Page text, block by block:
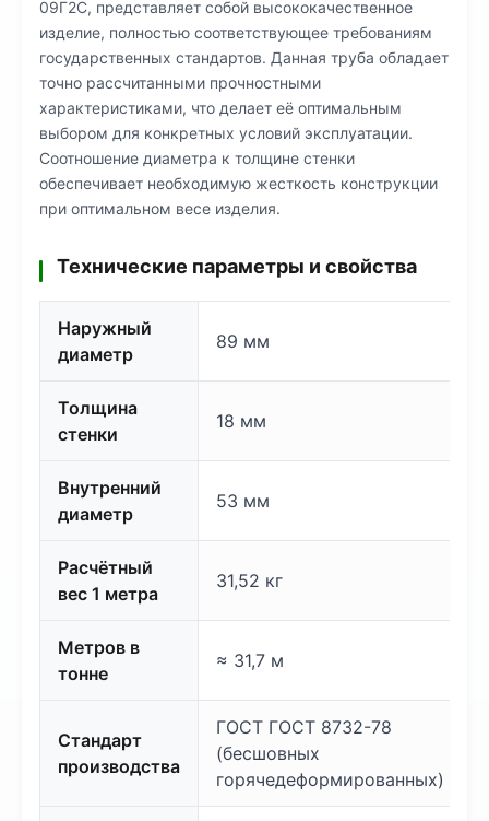
09Г2С, представляет собой высококачественное
изделие, полностью соответствующее требованиям
государственных стандартов. Данная труба обладает
точно рассчитанными прочностными
характеристиками, что делает её оптимальным
выбором для конкретных условий эксплуатации.
Соотношение диаметра к толщине стенки
обеспечивает необходимую жесткость конструкции
при оптимальном весе изделия.
Технические параметры и свойства
Наружный
диаметр
89 мм
Толщина
стенки
18 мм
Внутренний
диаметр
53 мм
Расчётный
вес 1 метра
31,52 кг
Метров в
тонне
≈ 31,7 м
Стандарт
производства
ГОСТ ГОСТ 8732-78
(бесшовных
горячедеформированных)